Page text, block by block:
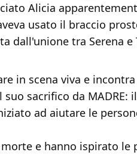
Alicia
usato il braccio
dall'unione tra Serena e
in scena viva e
sacrifico da MADRE:
ad aiutare le
e hanno ispirato le